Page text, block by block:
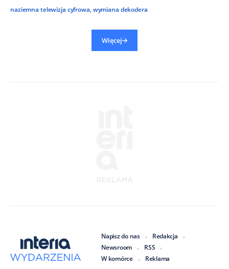
naziemna telewizja cyfrowa,wymiana dekodera
Więcej
Napisz do nas
Redakcja
Newsroom
RSS
W komórce
Reklama